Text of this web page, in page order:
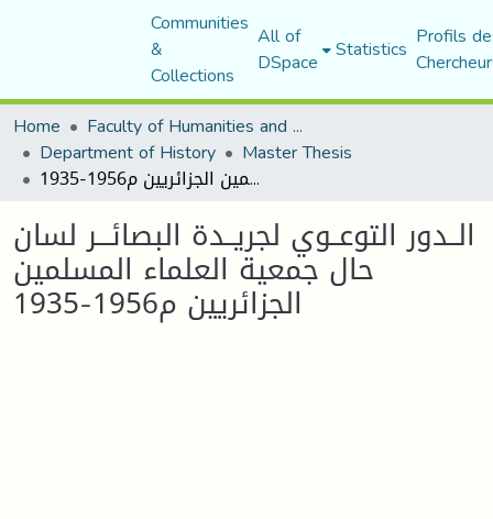
Communities
&
Collections
All of
DSpace Statistics Profils
Home
Faculty of Humanities and Social Sciences
Department of History Master Thesis
الــدور التوعــوي لجريــدة البصائـــر لسان حال جمعية العلماء المسلمين الجزائريين م1956-1935
الــدور التوعــوي لجريــدة البصائـــر لسان
حال جمعية العلماء المسلمين
الجزائريين م1956-1935